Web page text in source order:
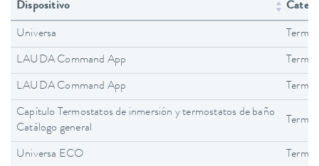
Dispositivo
Universa
LAUDA Command App
LAUDA Command App
Capítulo Termostatos de inmersión y termostatos de baño
Catálogo general
Universa ECO